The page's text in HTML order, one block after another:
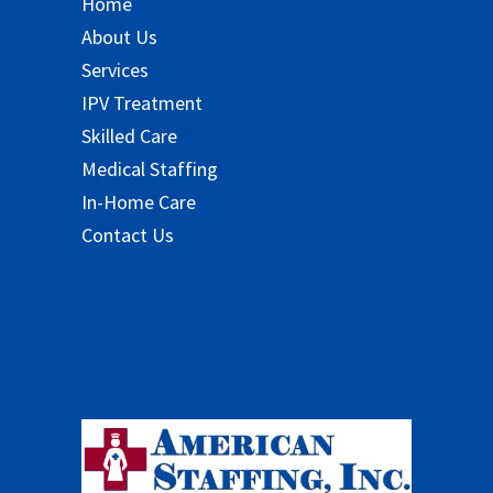
About Us
Services
IPV Treatment
Skilled Care
Medical Staffing
In-Home Care
Contact Us